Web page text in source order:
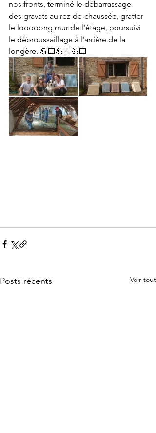
nos fronts, terminé le débarrassage
des gravats au rez-de-chaussée, gratter
le looooong mur de l'étage, poursuivi
le débroussaillage à l'arrière de la
longère. 💪🏻💪🏻💪🏻
Posts récents Voir tout